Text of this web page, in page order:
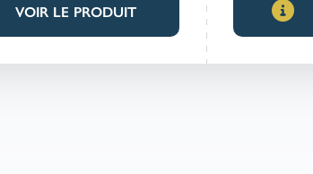
VOIR LE PRODUIT